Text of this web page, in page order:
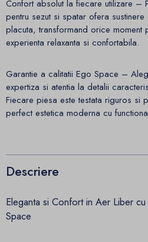
Confort absolut la fiecare utilizare –
pentru sezut si spatar ofera
placuta, transformand orice moment
experienta relaxanta si confortabila.
Garantie a calitatii Ego Space –
expertiza si atentia la detalii
Fiecare piesa este testata riguros si
perfect estetica moderna cu
Descriere
Eleganta si Confort in Aer Liber
Space